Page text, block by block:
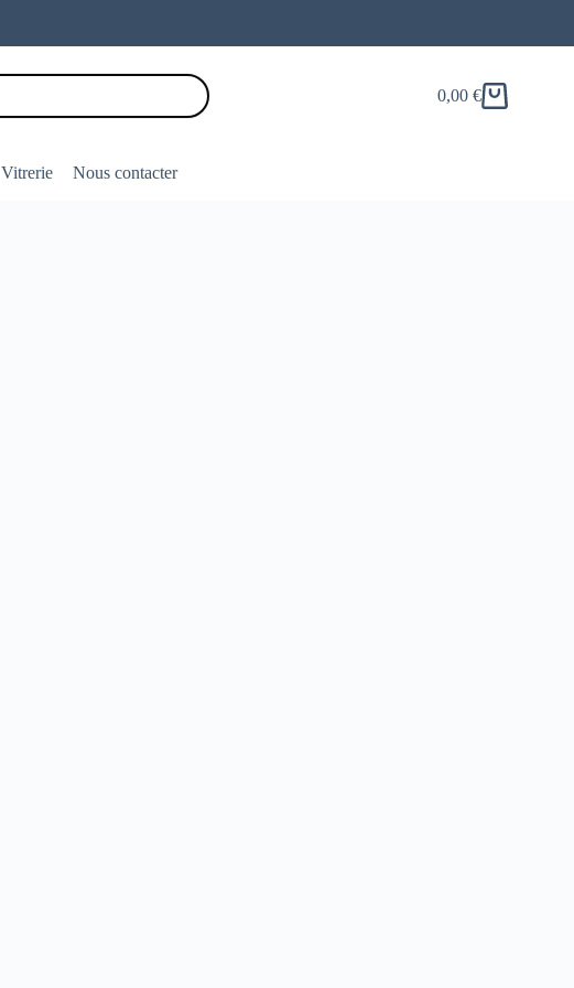
Panier
0,00 €
Vitrerie Nous contacter